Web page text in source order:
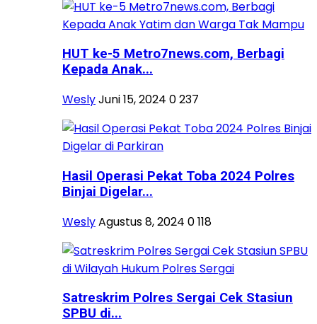
HUT ke-5 Metro7news.com, Berbagi
Kepada Anak...
WeslyJuni 15, 2024 0237
Hasil Operasi Pekat Toba 2024 Polres
Binjai Digelar...
WeslyAgustus 8, 2024 0118
Satreskrim Polres Sergai Cek Stasiun
SPBU di...